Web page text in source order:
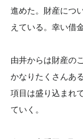
進めた。財産につ
えている。幸い借
由井からは財産の
かなりたくさんあ
項目は盛り込まれ
ていく。